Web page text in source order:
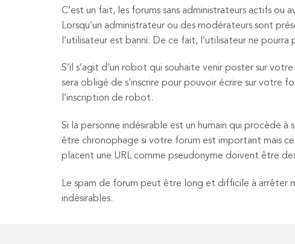
C’est un fait, les forums sans administrateurs actifs
Lorsqu’un administrateur ou des modérateurs sont
l’utilisateur est banni. De ce fait, l’utilisateur ne
S’il s’agit d’un robot qui souhaite venir poster sur
sera obligé de s’inscrire pour pouvoir écrire sur votre
l’inscription de robot.
Si la personne indésirable est un humain qui procède
être chronophage si votre forum est important mais
placent une URL comme pseudonyme doivent être
Le spam de forum peut être long et difficile à arrêter
indésirables.